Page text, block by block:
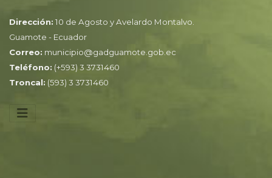
Dirección: 10 de Agosto y Avelardo Montalvo.
Guamote - Ecuador
Correo: municipio@gadguamote.gob.ec
Teléfono: (+593) 3 3731460
Troncal: (593) 3 3731460